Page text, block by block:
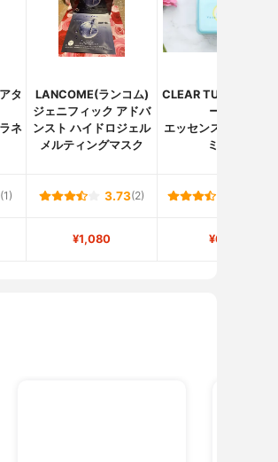
タ
ネ
LANCOME(ランコム)
ジェニフィック アドバ
ンスト ハイドロジェル
メルティングマスク
CLEAR TURN(クリアタ
ーン)
エッセンスマスク ビタ
ミンC
(1) 3.73(2)
¥1,080 ¥678